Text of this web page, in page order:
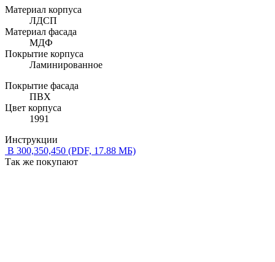
Материал корпуса
ЛДСП
Материал фасада
МДФ
Покрытие корпуса
Ламинированное
Покрытие фасада
ПВХ
Цвет корпуса
1991
Инструкции
В 300,350,450 (PDF, 17.88 МБ)
Так же покупают